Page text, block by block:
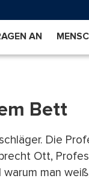
AN
Bett
Die
Ott,
man